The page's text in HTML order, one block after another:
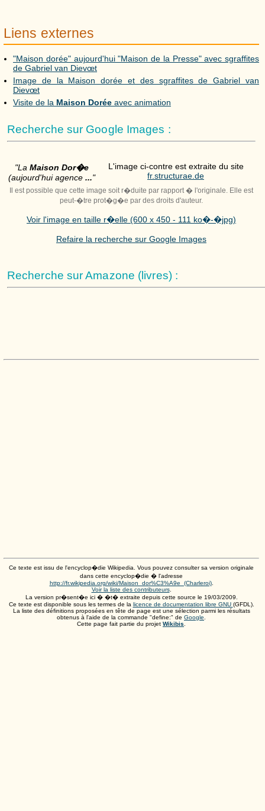
Liens externes
"Maison dorée" aujourd'hui "Maison de la Presse" avec sgraffites
de Gabriel van Dievœt
Image de la Maison dorée et des sgraffites de Gabriel van
Dievœt
Visite de la Maison Dorée avec animation
Recherche sur Google Images :
"La Maison Dor�e
(aujourd'hui agence ..."
L'image ci-contre est extraite du site
fr.structurae.de
Il est possible que cette image soit r�duite par rapport � l'originale. Elle est
peut-�tre prot�g�e par des droits d'auteur.
Voir l'image en taille r�elle (600 x 450 - 111 ko�-�jpg)
Refaire la recherche sur Google Images
Recherche sur Amazone (livres) :
Ce texte est issu de l'encyclop�die Wikipedia. Vous pouvez consulter sa version originale
dans cette encyclop�die � l'adresse
http://fr.wikipedia.org/wiki/Maison_dor%C3%A9e_(Charleroi).
Voir la liste des contributeurs.
La version pr�sent�e ici � �t� extraite depuis cette source le 19/03/2009.
Ce texte est disponible sous les termes de la licence de documentation libre GNU (GFDL).
La liste des définitions proposées en tête de page est une sélection parmi les résultats
obtenus à l'aide de la commande "define:" de Google.
Cette page fait partie du projet Wikibis.